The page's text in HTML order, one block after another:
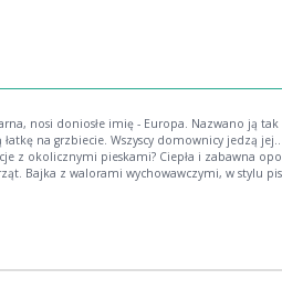
nosi doniosłe imię - Europa. Nazwano ją tak
na grzbiecie. Wszyscy domownicy jedzą
z okolicznymi pieskami? Ciepła i zabawna
Bajka z walorami wychowawczymi, w stylu